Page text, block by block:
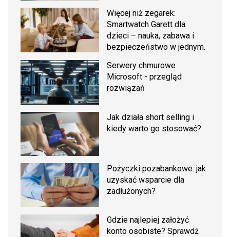
Więcej niż zegarek:
Smartwatch Garett dla
dzieci – nauka, zabawa i
bezpieczeństwo w jednym.
Serwery chmurowe
Microsoft - przegląd
rozwiązań
Jak działa short selling i
kiedy warto go stosować?
Pożyczki pozabankowe: jak
uzyskać wsparcie dla
zadłużonych?
Gdzie najlepiej założyć
konto osobiste? Sprawdź